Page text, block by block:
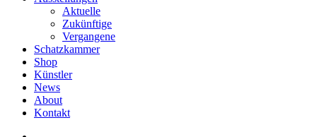
Aktuelle
Zukünftige
Vergangene
Schatzkammer
Shop
Künstler
News
About
Kontakt